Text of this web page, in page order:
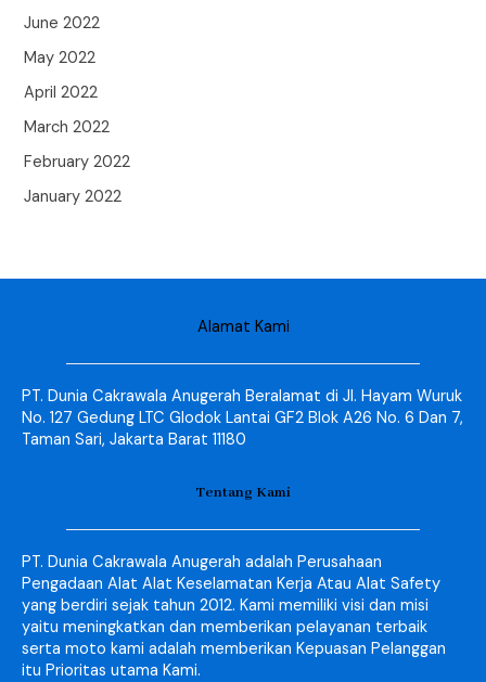
June 2022
May 2022
April 2022
March 2022
February 2022
January 2022
Alamat Kami
PT. Dunia Cakrawala Anugerah Beralamat di Jl. Hayam Wuruk
No. 127 Gedung LTC Glodok Lantai GF2 Blok A26 No. 6 Dan 7,
Taman Sari, Jakarta Barat 11180
Tentang Kami
PT. Dunia Cakrawala Anugerah adalah Perusahaan
Pengadaan Alat Alat Keselamatan Kerja Atau Alat Safety
yang berdiri sejak tahun 2012. Kami memiliki visi dan misi
yaitu meningkatkan dan memberikan pelayanan terbaik
serta moto kami adalah memberikan Kepuasan Pelanggan
itu Prioritas utama Kami.